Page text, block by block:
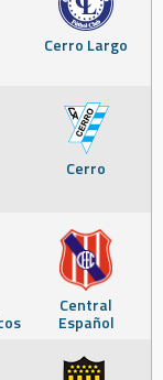
Cerro Largo
Cerro
Central
Español